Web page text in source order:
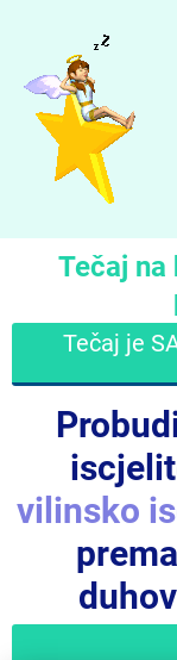
Tečaj na
Tečaj je
vilinsko